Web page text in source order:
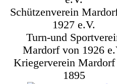
Schützenverein
1927 e.V.
Turn-und
Mardorf von 1926
Kriegerverein
1895